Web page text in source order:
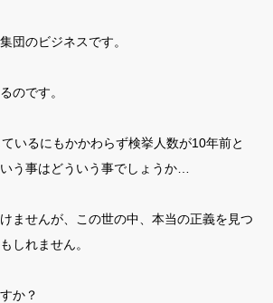
団のビジネスです。
のです。
いるにもかかわらず検挙人数が10年前と
う事はどういう事でしょうか…
ませんが、この世の中、本当の正義を見つ
しれません。
か？